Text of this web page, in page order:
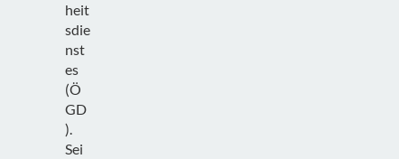
heit
sdie
nst
es
(Ö
GD
).
Sei